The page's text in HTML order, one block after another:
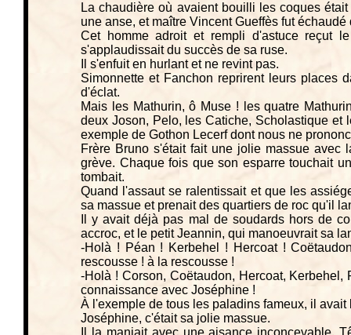
La chaudière où avaient bouilli les coques
une anse, et maître Vincent Gueffès fut
Cet homme adroit et rempli d'astuce reçut
s'applaudissait du succès de sa ruse.
Il s'enfuit en hurlant et ne revint pas.
Simonnette et Fanchon reprirent leurs places
d'éclat.
Mais les Mathurin, ô Muse ! les quatre
deux Joson, Pelo, les Catiche, Scholastique et
exemple de Gothon Lecerf dont nous ne
Frère Bruno s'était fait une jolie massue avec
grève. Chaque fois que son esparre touchait
tombait.
Quand l'assaut se ralentissait et que les
sa massue et prenait des quartiers de roc qu'il
Il y avait déjà pas mal de soudards hors de
accroc, et le petit Jeannin, qui manoeuvrait sa
-Holà ! Péan ! Kerbehel ! Hercoat !
rescousse ! à la rescousse !
-Holà ! Corson, Coëtaudon, Hercoat,
connaissance avec Joséphine !
À l'exemple de tous les paladins fameux, il avait
Joséphine, c'était sa jolie massue.
Il la maniait avec une aisance inconcevable.